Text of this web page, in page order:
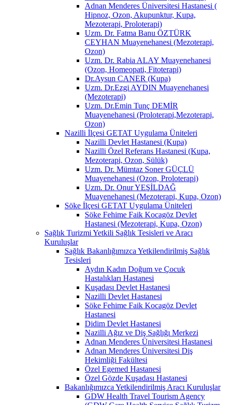
Adnan Menderes Üniversitesi Hastanesi (
Hipnoz, Ozon, Akupunktur, Kupa,
Mezoterapi, Proloterapi)
Uzm. Dr. Fatma Banu ÖZTÜRK
CEYHAN Muayenehanesi (Mezoterapi,
Ozon)
Uzm. Dr. Rabia ALAY Muayenehanesi
(Ozon, Homeopati, Fitoterapi)
Dr.Aysun CANER (Kupa)
Uzm. Dr.Ezgi AYDIN Muayenehanesi
(Mezoterapi)
Uzm. Dr.Emin Tunç DEMİR
Muayenehanesi (Proloterapi,Mezoterapi,
Ozon)
Nazilli İlçesi GETAT Uygulama Üniteleri
Nazilli Devlet Hastanesi (Kupa)
Nazilli Özel Referans Hastanesi (Kupa,
Mezoterapi, Ozon, Sülük)
Uzm. Dr. Mümtaz Soner GÜÇLÜ
Muayenehanesi (Ozon, Proloterapi)
Uzm. Dr. Onur YEŞİLDAĞ
Muayenehanesi (Mezoterapi, Kupa, Ozon)
Söke İlçesi GETAT Uygulama Üniteleri
Söke Fehime Faik Kocagöz Devlet
Hastanesi (Mezoterapi, Kupa, Ozon)
Sağlık Turizmi Yetkili Sağlık Tesisleri ve Aracı
Kuruluşlar
Sağlık Bakanlığımızca Yetkilendirilmiş Sağlık
Tesisleri
Aydın Kadın Doğum ve Çocuk
Hastalıkları Hastanesi
Kuşadası Devlet Hastanesi
Nazilli Devlet Hastanesi
Söke Fehime Faik Kocagöz Devlet
Hastanesi
Didim Devlet Hastanesi
Nazilli Ağız ve Diş Sağlığı Merkezi
Adnan Menderes Üniversitesi Hastanesi
Adnan Menderes Üniversitesi Diş
Hekimliği Fakültesi
Özel Egemed Hastanesi
Özel Gözde Kuşadası Hastanesi
Bakanlığımızca Yetkilendirilmiş Aracı Kuruluşlar
GDW Health Travel Tourism Agency